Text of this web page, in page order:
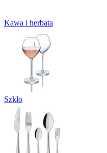
Kawa i herbata
Szkło